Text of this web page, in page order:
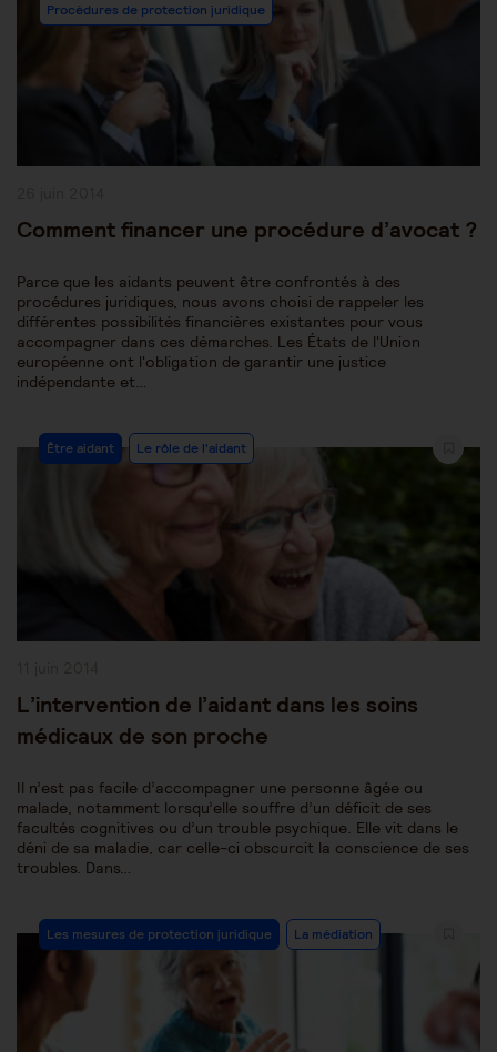
Procédures de protection juridique
Comment financer une procédure d’avocat ?
Parce que les aidants peuvent être confrontés à des
procédures juridiques, nous avons choisi de rappeler les
différentes possibilités financières existantes pour vous
accompagner dans ces démarches. Les États de l'Union
européenne ont l'obligation de garantir une justice
indépendante et…
Post
Category:
Être aidant Le rôle de l'aidant
L’intervention de l’aidant dans les soins
médicaux de son proche
Il n’est pas facile d’accompagner une personne âgée ou
malade, notamment lorsqu’elle souffre d’un déficit de ses
facultés cognitives ou d’un trouble psychique. Elle vit dans le
déni de sa maladie, car celle-ci obscurcit la conscience de ses
troubles. Dans…
Post
Category:
Les mesures de protection juridique La médiation